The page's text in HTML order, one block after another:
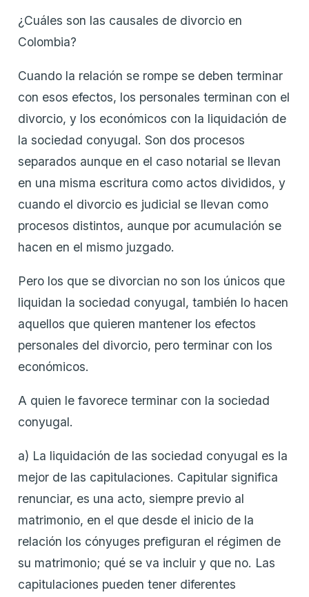
¿Cuáles son las causales de divorcio en
Colombia?
Cuando la relación se rompe se deben terminar
con esos efectos, los personales terminan con el
divorcio, y los económicos con la liquidación de
la sociedad conyugal. Son dos procesos
separados aunque en el caso notarial se llevan
en una misma escritura como actos divididos, y
cuando el divorcio es judicial se llevan como
procesos distintos, aunque por acumulación se
hacen en el mismo juzgado.
Pero los que se divorcian no son los únicos que
liquidan la sociedad conyugal, también lo hacen
aquellos que quieren mantener los efectos
personales del divorcio, pero terminar con los
económicos.
A quien le favorece terminar con la sociedad
conyugal.
a) La liquidación de las sociedad conyugal es la
mejor de las capitulaciones. Capitular significa
renunciar, es una acto, siempre previo al
matrimonio, en el que desde el inicio de la
relación los cónyuges prefiguran el régimen de
su matrimonio; qué se va incluir y que no. Las
capitulaciones pueden tener diferentes